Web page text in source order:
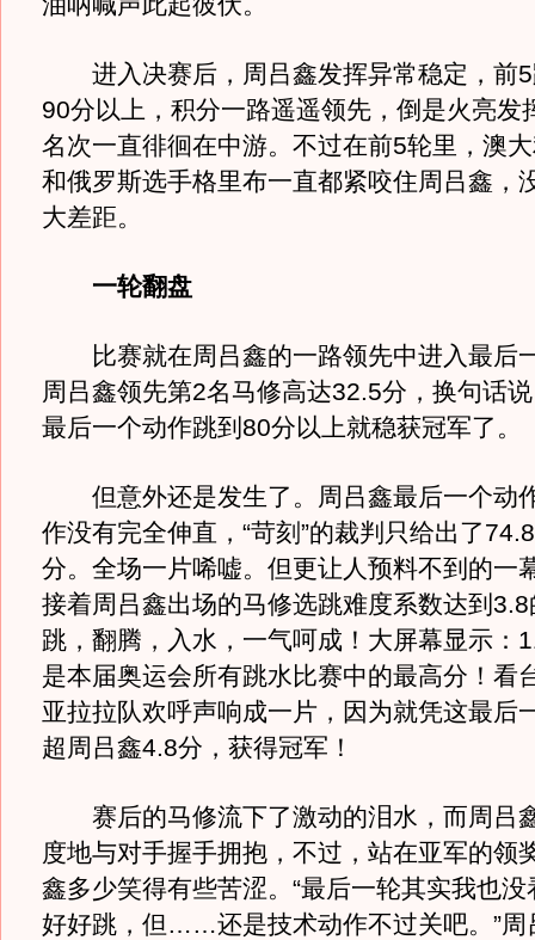
进入决赛后，周吕鑫发挥异常稳定，前5
90分以上，积分一路遥遥领先，倒是火亮发
名次一直徘徊在中游。不过在前5轮里，澳
和俄罗斯选手格里布一直都紧咬住周吕鑫，
大差距。
一轮翻盘
比赛就在周吕鑫的一路领先中进入最后
周吕鑫领先第2名马修高达32.5分，换句话
最后一个动作跳到80分以上就稳获冠军了。
但意外还是发生了。周吕鑫最后一个动
作没有完全伸直，“苛刻”的裁判只给出了
分。全场一片唏嘘。但更让人预料不到的一
接着周吕鑫出场的马修选跳难度系数达到
跳，翻腾，入水，一气呵成！大屏幕显示：
是本届奥运会所有跳水比赛中的最高分！看
亚拉拉队欢呼声响成一片，因为就凭这最后
超周吕鑫4.8分，获得冠军！
赛后的马修流下了激动的泪水，而周吕
度地与对手握手拥抱，不过，站在亚军的领
鑫多少笑得有些苦涩。“最后一轮其实我也
好好跳，但……还是技术动作不过关吧。”周